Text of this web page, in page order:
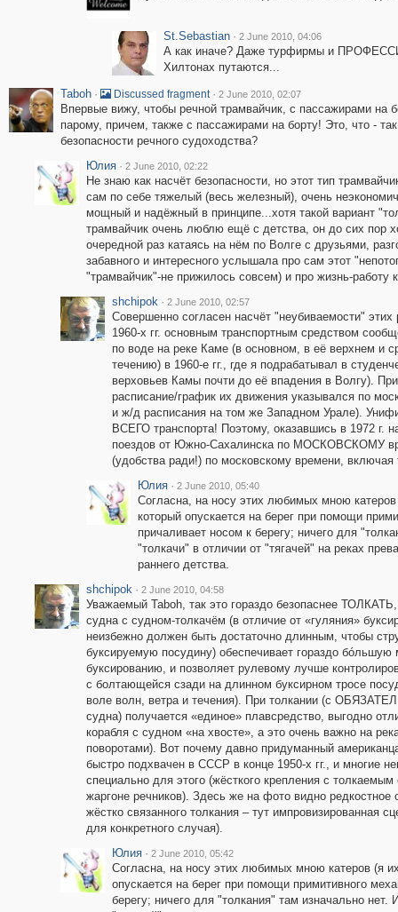
St.Sebastian · 2 June 2010, 04:06
А как иначе? Даже турфирмы и
Хилтонах путаются...
Taboh · Discussed fragment · 2 June 2010, 02:07
Впервые вижу, чтобы речной трамвайчик, с пассажирами
парому, причем, также с пассажирами на борту! Это, что -
безопасности речного судоходства?
Юлия · 2 June 2010, 02:22
Не знаю как насчёт безопасности, но этот тип
сам по себе тяжелый (весь железный), очень
мощный и надёжный в принципе...хотя такой вариант
трамвайчик очень люблю ещё с детства, он до сих пор
очередной раз катаясь на нём по Волге с друзьями,
забавного и интересного услышала про сам этот
"трамвайчик"-не прижилось совсем) и про жизнь-
shchipok · 2 June 2010, 02:57
Совершенно согласен насчёт "неубиваемости"
1960-х гг. основным транспортным средством
по воде на реке Каме (в основном, в её верхнем и
течению) в 1960-е гг., где я подрабатывал в
верховьев Камы почти до её впадения в Волгу).
расписание/график их движения указывался по
и ж/д расписания на том же Западном Урале).
ВСЕГО транспорта! Поэтому, оказавшись в 1972 г.
поездов от Южно-Сахалинска по МОСКОВСКОМУ
(удобства ради!) по московскому времени,
Юлия · 2 June 2010, 05:40
Согласна, на носу этих любимых мною
который опускается на берег при помощи
причаливает носом к берегу; ничего для
"толкачи" в отличии от "тягачей" на реках
раннего детства.
shchipok · 2 June 2010, 04:58
Уважаемый Taboh, так это гораздо безопаснее
судна с судном-толкачём (в отличие от «гуляния»
неизбежно должен быть достаточно длинным, чтобы
буксируемую посудину) обеспечивает гораздо
буксированию, и позволяет рулевому лучше
с болтающейся сзади на длинном буксирном тросе
воле волн, ветра и течения). При толкании (с
судна) получается «единое» плавсредство, выгодно
корабля с судном «на хвосте», а это очень важно на
поворотами). Вот почему давно придуманный
быстро подхвачен в СССР в конце 1950-х гг., и многие
специально для этого (жёсткого крепления с
жаргоне речников). Здесь же на фото видно
жёстко связанного толкания – тут импровизированная
для конкретного случая).
Юлия · 2 June 2010, 05:42
Согласна, на носу этих любимых мною катеров (я
опускается на берег при помощи примитивного
берегу; ничего для "толкания" там изначально